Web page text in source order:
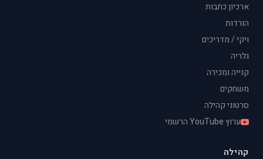
ארכיון כתבות
הורדות
ויקי / מדריכים
גלריה
קנייה ומכירה
משחקים
סרטוני קהילה
ערוץ YouTube הרשמי
קהילה